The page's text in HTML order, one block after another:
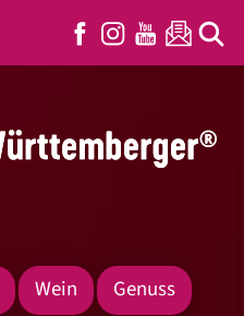
Wein
Genuss